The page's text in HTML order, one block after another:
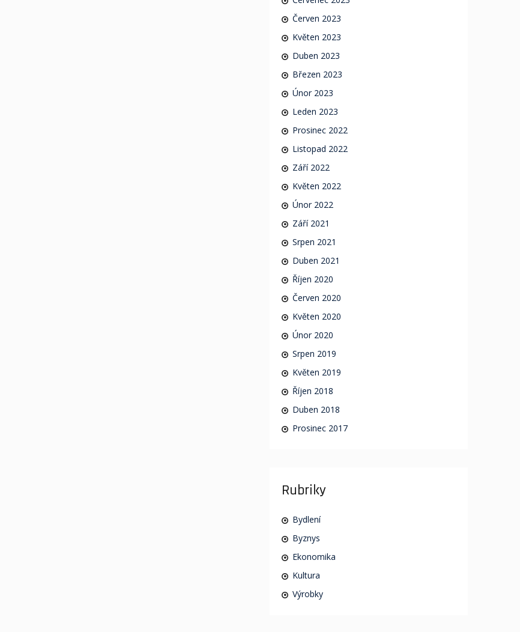
Červen 2023
Květen 2023
Duben 2023
Březen 2023
Únor 2023
Leden 2023
Prosinec 2022
Listopad 2022
Září 2022
Květen 2022
Únor 2022
Září 2021
Srpen 2021
Duben 2021
Říjen 2020
Červen 2020
Květen 2020
Únor 2020
Srpen 2019
Květen 2019
Říjen 2018
Duben 2018
Prosinec 2017
Rubriky
Bydlení
Byznys
Ekonomika
Kultura
Výrobky